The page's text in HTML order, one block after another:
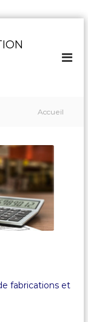
Accueil
fabrications et